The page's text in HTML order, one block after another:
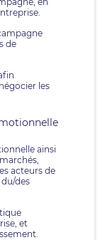
de
les
ainsi
acteurs de
des
et